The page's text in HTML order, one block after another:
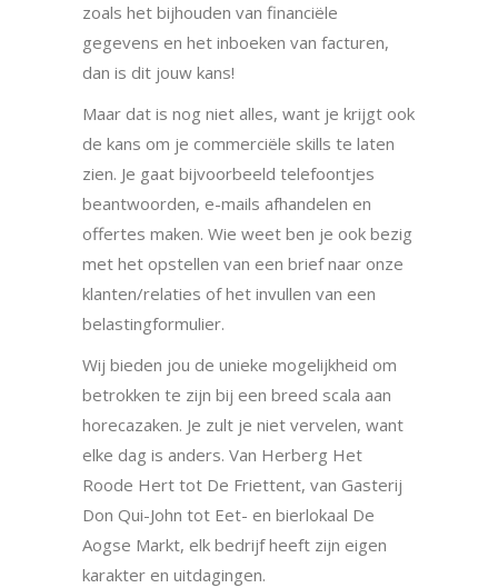
zoals het bijhouden van financiële
gegevens en het inboeken van facturen,
dan is dit jouw kans!
Maar dat is nog niet alles, want je krijgt ook
de kans om je commerciële skills te laten
zien. Je gaat bijvoorbeeld telefoontjes
beantwoorden, e-mails afhandelen en
offertes maken. Wie weet ben je ook bezig
met het opstellen van een brief naar onze
klanten/relaties of het invullen van een
belastingformulier.
Wij bieden jou de unieke mogelijkheid om
betrokken te zijn bij een breed scala aan
horecazaken. Je zult je niet vervelen, want
elke dag is anders. Van Herberg Het
Roode Hert tot De Friettent, van Gasterij
Don Qui-John tot Eet- en bierlokaal De
Aogse Markt, elk bedrijf heeft zijn eigen
karakter en uitdagingen.